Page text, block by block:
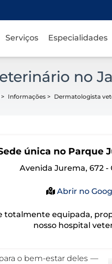
Serviços Especialidades
no
> Informações > Dermatologista
única no Parque
Avenida Jurema, 672 -
Abrir no
equipada,
nosso hospital
o bem-estar deles —